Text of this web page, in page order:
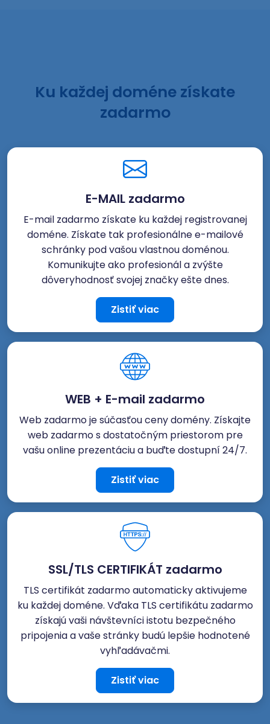
Ku každej doméne získate
zadarmo
E-MAIL zadarmo
E-mail zadarmo získate ku každej registrovanej
doméne. Získate tak profesionálne e-mailové
schránky pod vašou vlastnou doménou.
Komunikujte ako profesionál a zvýšte
dôveryhodnosť svojej značky ešte dnes.
Zistiť viac
WEB + E-mail zadarmo
Web zadarmo je súčasťou ceny domény. Získajte
web zadarmo s dostatočným priestorom pre
vašu online prezentáciu a buďte dostupní 24/7.
Zistiť viac
SSL/TLS CERTIFIKÁT zadarmo
TLS certifikát zadarmo automaticky aktivujeme
ku každej doméne. Vďaka TLS certifikátu zadarmo
získajú vaši návštevníci istotu bezpečného
pripojenia a vaše stránky budú lepšie hodnotené
vyhľadávačmi.
Zistiť viac